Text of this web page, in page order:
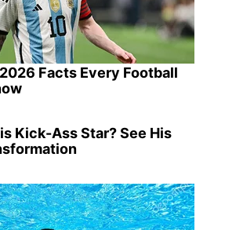
Facts Every Football
Kick-Ass Star? See His